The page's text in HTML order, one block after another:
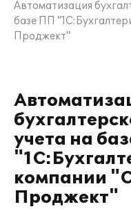
Автоматизация
базе ПП
Проджект"
учета на
компании
Проджект"